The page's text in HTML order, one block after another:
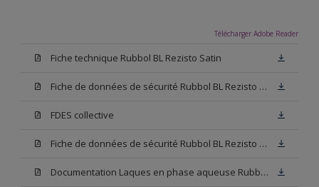
Télécharger Adobe Reader
Fiche technique Rubbol BL Rezisto Satin
Fiche de données de sécurité Rubbol BL Rezisto Satin Base N00
FDES collective
Fiche de données de sécurité Rubbol BL Rezisto Satin Base W05
Documentation Laques en phase aqueuse Rubbol BL Velours